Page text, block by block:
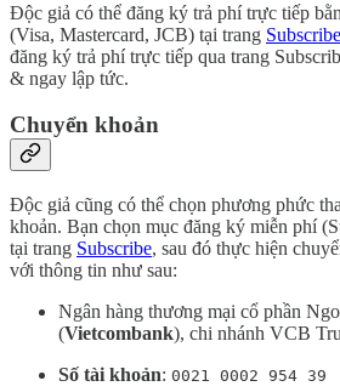
Độc giả có thể đăng ký trả phí trực tiếp
(Visa, Mastercard, JCB) tại trang Subscribe
đăng ký trả phí trực tiếp qua trang
& ngay lập tức.
Chuyển khoản
Độc giả cũng có thể chọn phương phức
khoản. Bạn chọn mục đăng ký miễn phí
tại trang Subscribe, sau đó thực hiện
với thông tin như sau:
Ngân hàng thương mại cổ phần
(Vietcombank), chi nhánh VCB
Số tài khoản: 0021 0002 954 39